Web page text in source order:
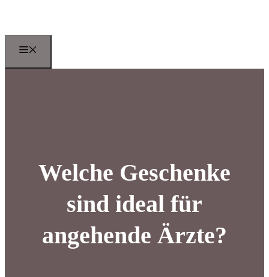
springen
Welche Geschenke
sind ideal für
angehende Ärzte?